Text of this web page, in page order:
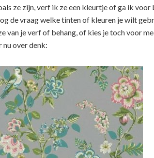
ze zijn, verf ik ze een kleurtje of ga ik voor
de vraag welke tinten of kleuren je wilt
van je verf of behang, of kies je toch voor
nu over denk: